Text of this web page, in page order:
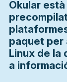
Okular
paquet per
Linux de la
a